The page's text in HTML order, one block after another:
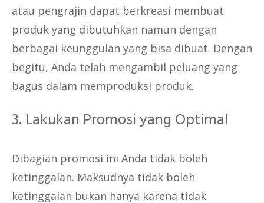
atau pengrajin dapat berkreasi membuat
produk yang dibutuhkan namun dengan
berbagai keunggulan yang bisa dibuat. Dengan
begitu, Anda telah mengambil peluang yang
bagus dalam memproduksi produk.
3. Lakukan Promosi yang Optimal
Dibagian promosi ini Anda tidak boleh
ketinggalan. Maksudnya tidak boleh
ketinggalan bukan hanya karena tidak